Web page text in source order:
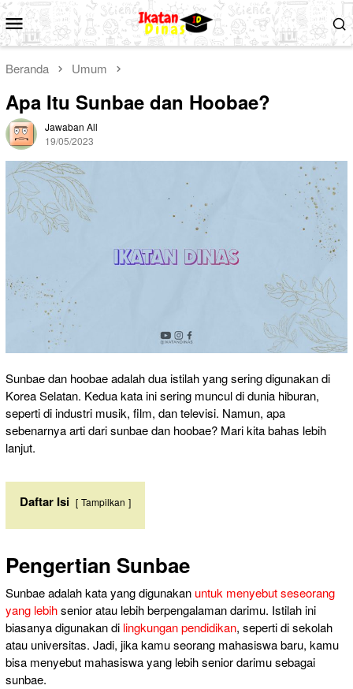
Loncat
ke
konten
Menu
Mobile
Beranda Umum
Apa Itu Sunbae dan Hoobae?
Jawaban All
19/05/2023
Sunbae dan hoobae adalah dua istilah yang sering digunakan di
Korea Selatan. Kedua kata ini sering muncul di dunia hiburan,
seperti di industri musik, film, dan televisi. Namun, apa
sebenarnya arti dari sunbae dan hoobae? Mari kita bahas lebih
lanjut.
Daftar Isi Tampilkan
Pengertian Sunbae
Sunbae adalah kata yang digunakan untuk menyebut seseorang
yang lebihsenior atau lebih berpengalaman darimu. Istilah ini
biasanya digunakan di lingkungan pendidikan, seperti di sekolah
atau universitas. Jadi, jika kamu seorang mahasiswa baru, kamu
bisa menyebut mahasiswa yang lebih senior darimu sebagai
sunbae.